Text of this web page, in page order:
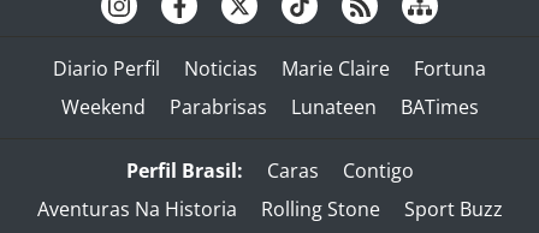
Diario Perfil Noticias Marie Claire
Fortuna
Weekend
Parabrisas Lunateen BATimes
Perfil Brasil: Caras
Contigo
Aventuras Na Historia
Rolling Stone
Sport Buzz